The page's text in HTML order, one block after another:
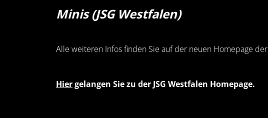
Minis (JSG Westfalen)
Alle weiteren Infos finden Sie auf der neuen Homepage der
Hiergelangen Sie zu der JSG Westfalen Homepage.